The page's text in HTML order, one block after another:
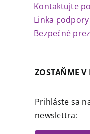
Kontaktujte
Linka podpory
Bezpečné
ZOSTAŇME V
Prihláste sa
newslettra: